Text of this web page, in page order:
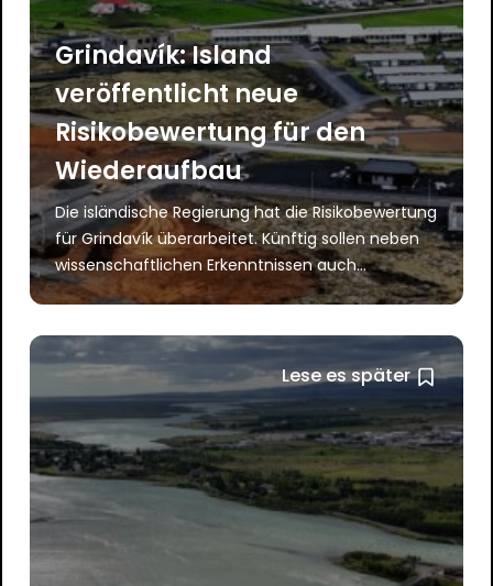
Grindavík: Island
veröffentlicht neue
Risikobewertung für den
Wiederaufbau
Die isländische Regierung hat die Risikobewertung
für Grindavík überarbeitet. Künftig sollen neben
wissenschaftlichen Erkenntnissen auch...
Lese es später